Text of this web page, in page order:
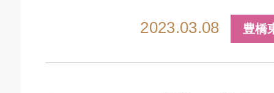
2023.03.08 豊橋